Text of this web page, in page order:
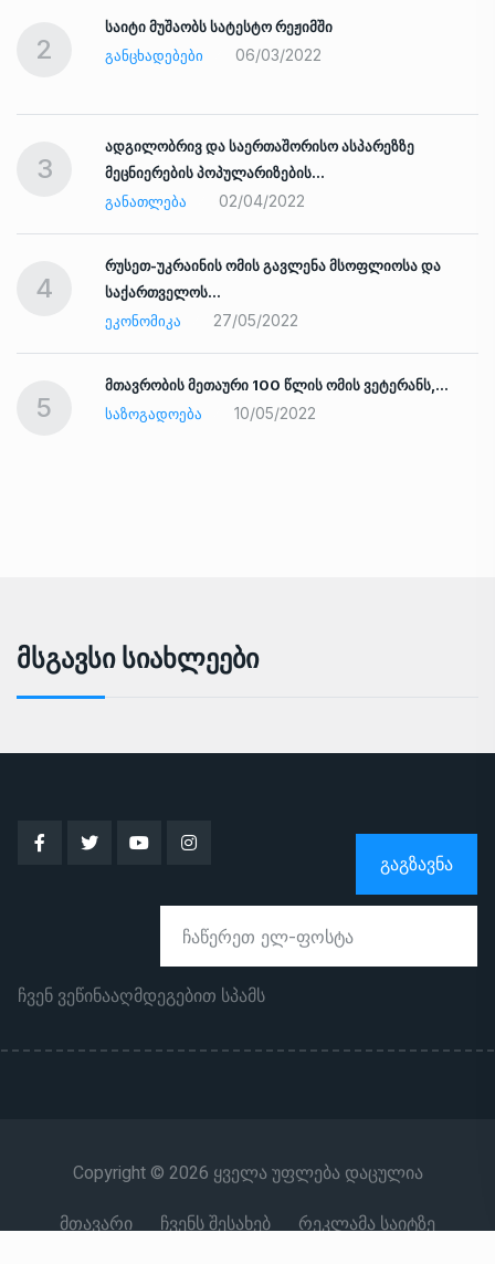
2
საიტი მუშაობს სატესტო რეჟიმში
ᲒᲐᲜᲪᲮᲐᲓᲔᲑᲔᲑᲘ
06/03/2022
3
ადგილობრივ და საერთაშორისო ასპარეზზე
მეცნიერების პოპულარიზების…
ᲒᲐᲜᲐᲗᲚᲔᲑᲐ
02/04/2022
4
რუსეთ-უკრაინის ომის გავლენა მსოფლიოსა და
საქართველოს…
ᲔᲙᲝᲜᲝᲛᲘᲙᲐ
27/05/2022
5
მთავრობის მეთაური 100 წლის ომის ვეტერანს,…
ᲡᲐᲖᲝᲒᲐᲓᲝᲔᲑᲐ
10/05/2022
Მსგავსი Სიახლეები
ᲒᲐᲒᲖᲐᲕᲜᲐ
ჩვენ ვეწინააღმდეგებით სპამს
Copyright © 2026 ყველა უფლება დაცულია
მთავარი
ჩვენს შესახებ
რეკლამა საიტზე